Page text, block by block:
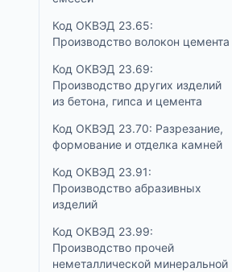
Код ОКВЭД 23.65:
Производство волокон цемента
Код ОКВЭД 23.69:
Производство других изделий
из бетона, гипса и цемента
Код ОКВЭД 23.70: Разрезание,
формование и отделка камней
Код ОКВЭД 23.91:
Производство абразивных
изделий
Код ОКВЭД 23.99:
Производство прочей
неметаллической минеральной